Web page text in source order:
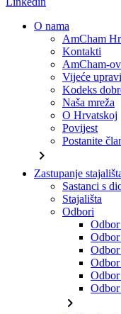
O nama
AmCham
Kontakti
AmCham-
Vijeće
Kodeks
Naša mreža
O Hrvatskoj
Povijest
Postanite
chevron_right
Zastupanje
Sastanci s
Stajališta
Odbori
Odbor
Odbor
Odbor
chevron_right